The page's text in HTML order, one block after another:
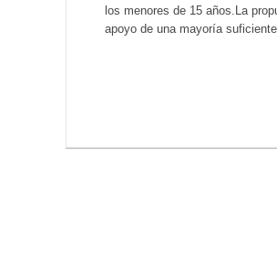
los menores de 15 años.La
apoyo de una mayoría